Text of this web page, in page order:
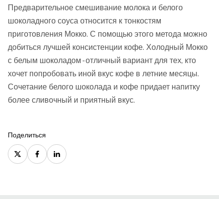
Предварительное смешивание молока и белого
шоколадного соуса относится к тонкостям
приготовления Мокко. С помощью этого метода можно
добиться лучшей консистенции кофе. Холодный Мокко
с белым шоколадом - отличный вариант для тех, кто
хочет попробовать иной вкус кофе в летние месяцы.
Сочетание белого шоколада и кофе придает напитку
более сливочный и приятный вкус.
Поделиться